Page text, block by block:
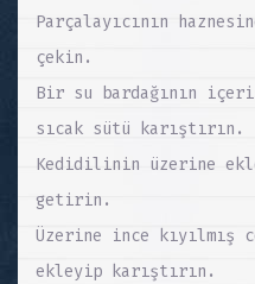
Parçalayıcının
çekin.
Bir su bardağının
sıcak sütü karıştırın.
Kedidilinin üzerine
getirin.
Üzerine ince
ekleyip karıştırın.